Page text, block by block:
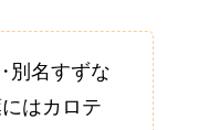
別名すずな
はカロテ